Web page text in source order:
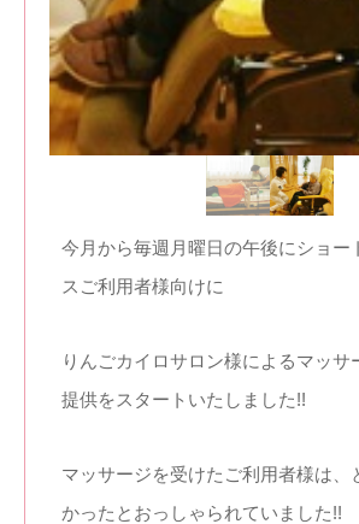
今月から毎週月曜日の午後にショー
スご利用者様向けに
りんごカイロサロン様によるマッサ
提供をスタートいたしました!!
マッサージを受けたご利用者様は、
かったとおっしゃられていました!!